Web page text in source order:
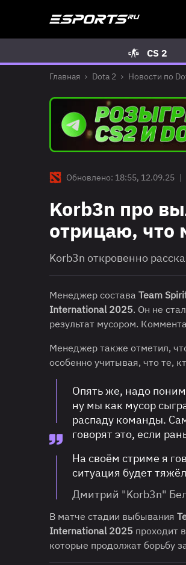
CS 2
Главная Dota 2 Новости по
Обновлено: 18:55, 12.09.25 |
Korb3n про
отрицаю, что
Korb3n откровенно
Менеджер состава Team
International 2025. Он не
результат мусором.
Менеджер также отметил,
особенно учитывая, что те,
Опять же, надо
ну мы как мусор
распаду команды.
говорят это, если
На своём стриме я
ситуация будет
Дмитрий "Korb3n"
В матче стадии выбывания
International 2025 проходит
которые продолжат борьбу